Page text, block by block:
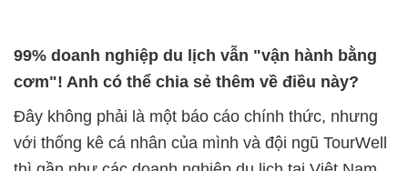
99% doanh nghiệp du lịch vẫn "vận hành bằng
cơm"! Anh có thể chia sẻ thêm về điều này?
Đây không phải là một báo cáo chính thức, nhưng
với thống kê cá nhân của mình và đội ngũ TourWell